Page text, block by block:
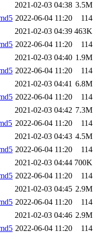
2021-02-03 04:38 3.5M
2022-06-04 11:20
114
2021-02-03 04:39 463K
2022-06-04 11:20
114
2021-02-03 04:40 1.9M
2022-06-04 11:20
114
2021-02-03 04:41 6.8M
2022-06-04 11:20
114
2021-02-03 04:42 7.3M
2022-06-04 11:20
114
2021-02-03 04:43 4.5M
2022-06-04 11:20
114
2021-02-03 04:44 700K
2022-06-04 11:20
114
2021-02-03 04:45 2.9M
2022-06-04 11:20
114
2021-02-03 04:46 2.9M
2022-06-04 11:20
114